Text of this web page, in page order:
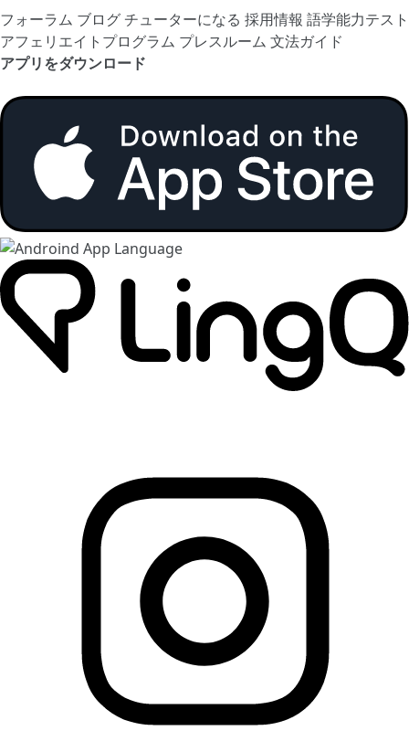
フォーラム ブログチューターになる 採用情報 語学能力テスト
アフェリエイトプログラム プレスルーム 文法ガイド
アプリをダウンロード